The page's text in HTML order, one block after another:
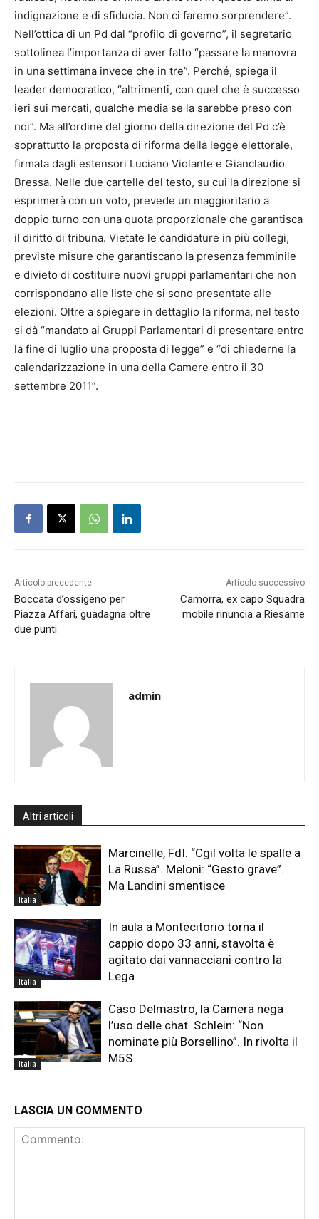
indignazione e di sfiducia. Non ci faremo sorprendere”.
Nell’ottica di un Pd dal “profilo di governo”, il segretario
sottolinea l’importanza di aver fatto “passare la manovra
in una settimana invece che in tre”. Perché, spiega il
leader democratico, “altrimenti, con quel che è successo
ieri sui mercati, qualche media se la sarebbe preso con
noi”. Ma all’ordine del giorno della direzione del Pd c’è
soprattutto la proposta di riforma della legge elettorale,
firmata dagli estensori Luciano Violante e Gianclaudio
Bressa. Nelle due cartelle del testo, su cui la direzione si
esprimerà con un voto, prevede un maggioritario a
doppio turno con una quota proporzionale che garantisca
il diritto di tribuna. Vietate le candidature in più collegi,
previste misure che garantiscano la presenza femminile
e divieto di costituire nuovi gruppi parlamentari che non
corrispondano alle liste che si sono presentate alle
elezioni. Oltre a spiegare in dettaglio la riforma, nel testo
si dà “mandato ai Gruppi Parlamentari di presentare entro
la fine di luglio una proposta di legge” e “di chiederne la
calendarizzazione in una della Camere entro il 30
settembre 2011”.
Articolo precedente
Boccata d’ossigeno per
Piazza Affari, guadagna oltre
due punti
Articolo successivo
Camorra, ex capo Squadra
mobile rinuncia a Riesame
admin
Altri articoli
Italia
Marcinelle, FdI: “Cgil volta le spalle a
La Russa”. Meloni: “Gesto grave”.
Ma Landini smentisce
Italia
In aula a Montecitorio torna il
cappio dopo 33 anni, stavolta è
agitato dai vannacciani contro la
Lega
Italia
Caso Delmastro, la Camera nega
l’uso delle chat. Schlein: “Non
nominate più Borsellino”. In rivolta il
M5S
LASCIA UN COMMENTO